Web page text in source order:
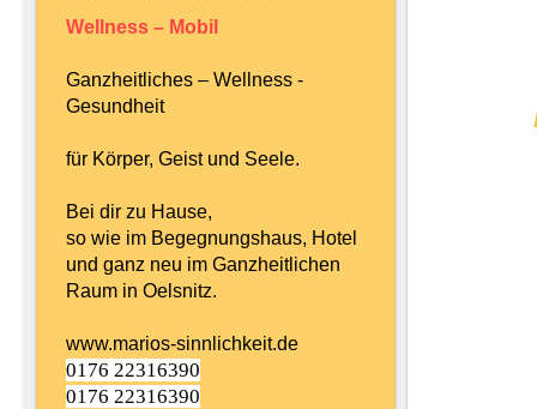
Wellness – Mobil
Ganzheitliches – Wellness -
Gesundheit
für Körper, Geist und Seele.
Bei dir zu Hause,
so wie im Begegnungshaus, Hotel
und ganz neu im Ganzheitlichen
Raum in Oelsnitz.
www.marios-sinnlichkeit.de
0176 22316390
0176 22316390